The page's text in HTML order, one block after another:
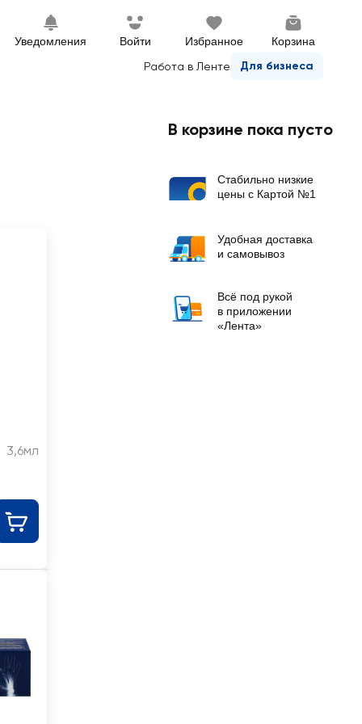
Уведомления Войти Избранное
Корзина
Работа в Ленте
Для бизнеса
3,6мл
В корзине пока пусто
Стабильно низкие
цены с Картой №1
Удобная доставка
и самовывоз
Всё под рукой
в приложении
«Лента»